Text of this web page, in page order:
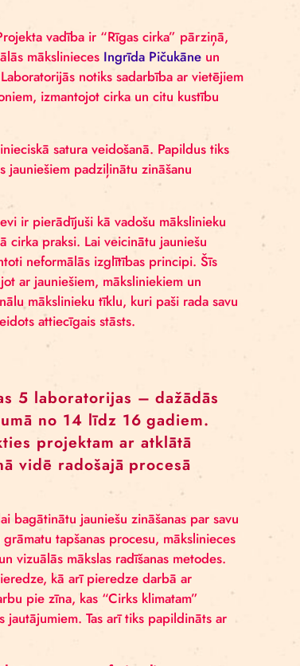
Norvēģijas. Projekta vadība ir “Rīgas
vizuālās mākslinieces
for Climate”. Laboratorijās notiks
Latvijas reģioniem, izmantojot cirka un
mākslinieciskā satura veidošanā.
laboratorijās jauniešiem padziļinātu
ar laikmetīgā cirka praksi. Lai veicinātu
kurās izmantoti neformālās izglītības
strādājot ar jauniešiem,
par profesionālu mākslinieku tīklu, kuri
kuru tiek veidots attiecīgais stāsts.
tiks rīkotas 5 laboratorijas –
vecumā no 14 līdz 16
pieteikties projektam ar
vienā vidē radošajā